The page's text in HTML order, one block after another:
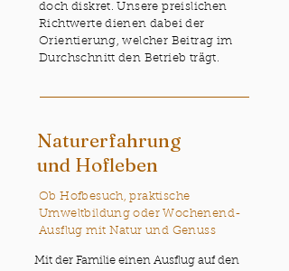
doch diskret. Unsere preislichen
Richtwerte dienen dabei der
Orientierung, welcher Beitrag im
Durchschnitt den Betrieb trägt.
Naturerfahrung
und Hofleben
Ob Hofbesuch, praktische
Umweltbildung oder Wochenend-
Ausflug mit Natur und Genuss
Mit der Familie einen Ausflug auf den